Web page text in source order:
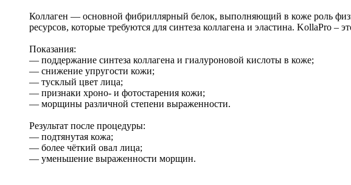
Коллаген — основной фибриллярный белок, выполняющий в коже роль
ресурсов, которые требуются для синтеза коллагена и эластина. KollaPro –
Показания:
— поддержание синтеза коллагена и гиалуроновой кислоты в коже;
— снижение упругости кожи;
— тусклый цвет лица;
— признаки хроно- и фотостарения кожи;
— морщины различной степени выраженности.
Результат после процедуры:
— подтянутая кожа;
— более чёткий овал лица;
— уменьшение выраженности морщин.